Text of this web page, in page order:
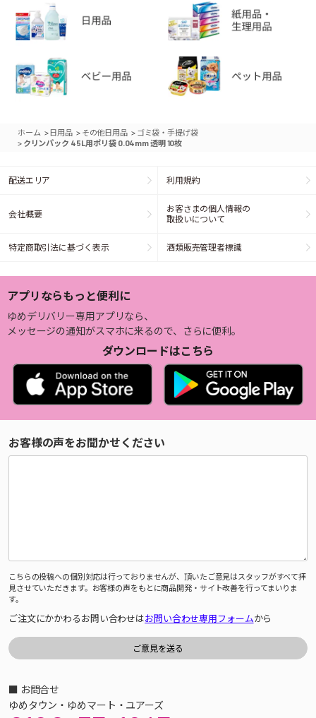
ホーム > 日用品 > その他日用品 > ゴミ袋・手提げ袋
> クリンパック 45L用ポリ袋 0.04mm 透明 10枚
配送エリア 利用規約
会社概要
お客さまの個人情報の
取扱いについて
特定商取引法に基づく表示 酒類販売管理者標識
アプリならもっと便利に
ゆめデリバリー専用アプリなら、
メッセージの通知がスマホに来るので、さらに便利。
ダウンロードはこちら
お客様の声をお聞かせください
こちらの投稿への個別対応は行っておりませんが、頂いたご意見はスタッフがすべて拝
見させていただきます。お客様の声をもとに商品開発・サイト改善を行ってまいりま
す。
ご注文にかかわるお問い合わせはお問い合わせ専用フォームから
■ お問合せ
ゆめタウン・ゆめマート・ユアーズ